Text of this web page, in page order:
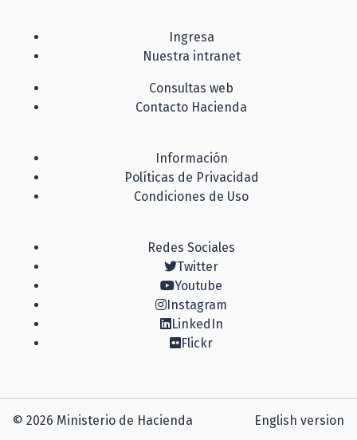
Ingresa
Nuestra intranet
Consultas web
Contacto Hacienda
Información
Políticas de Privacidad
Condiciones de Uso
Redes Sociales
Twitter
Youtube
Instagram
LinkedIn
Flickr
© 2026 Ministerio de Hacienda English version